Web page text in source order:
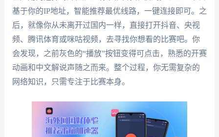
基于你的IP地址，智能推荐最优线路，一键连接即可。之
后，就像你从未离开过国内一样，直接打开抖音、央视
频、腾讯体育或咪咕视频，去寻找你想看的比赛吧。你
会发现，之前灰色的“播放”按钮变得可点击，熟悉的开赛
动画和中文解说声随之而来。整个过程，你无需复杂的
网络知识，只需专注于比赛本身。